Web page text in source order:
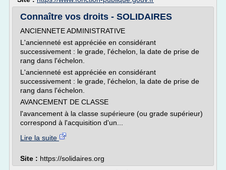
Connaître vos droits - SOLIDAIRES
ANCIENNETE ADMINISTRATIVE
L'ancienneté est appréciée en considérant
successivement : le grade, l'échelon, la date de prise de
rang dans l'échelon.
L'ancienneté est appréciée en considérant
successivement : le grade, l'échelon, la date de prise de
rang dans l'échelon.
AVANCEMENT DE CLASSE
l'avancement à la classe supérieure (ou grade supérieur)
correspond à l'acquisition d'un...
Lire la suite
Site : https://solidaires.org